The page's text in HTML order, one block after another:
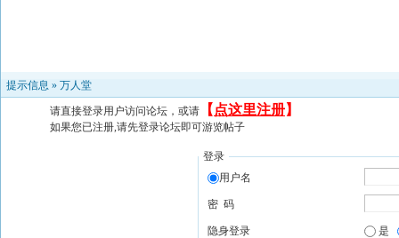
提示信息 » 万人堂
请直接登录用户访问论坛，或请 【 点这里注册】
如果您已注册,请先登录论坛即可游览帖子
登录
用户名
密 码
隐身登录 是